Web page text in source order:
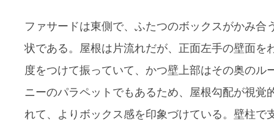
ファサードは東側で、ふたつのボックスがかみ合
状である。屋根は片流れだが、正面左手の壁面を
度をつけて振っていて、かつ壁上部はその奥のル
ニーのパラペットでもあるため、屋根勾配が視覚
れて、よりボックス感を印象づけている。壁柱で